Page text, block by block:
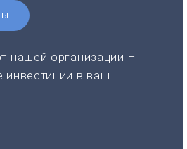
нашей организации –
инвестиции в ваш